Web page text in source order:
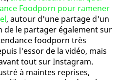
Foodporn pour ramener
, autour d'une partage d'un
de le partager également sur
foodporn très
l'essor de la vidéo, mais
tout sur Instagram.
à maintes reprises,